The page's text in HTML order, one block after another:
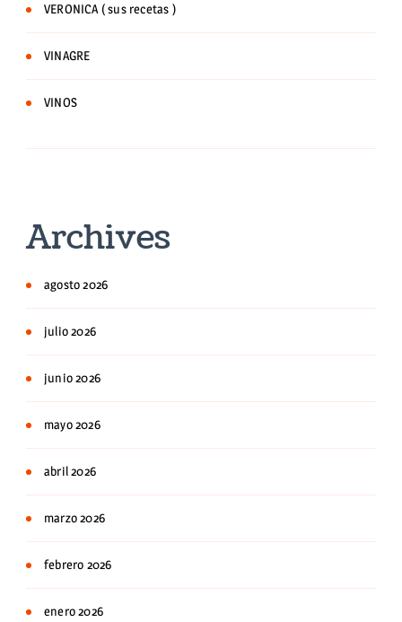
VERONICA ( sus recetas )
VINAGRE
VINOS
Archives
agosto 2026
julio 2026
junio 2026
mayo 2026
abril 2026
marzo 2026
febrero 2026
enero 2026